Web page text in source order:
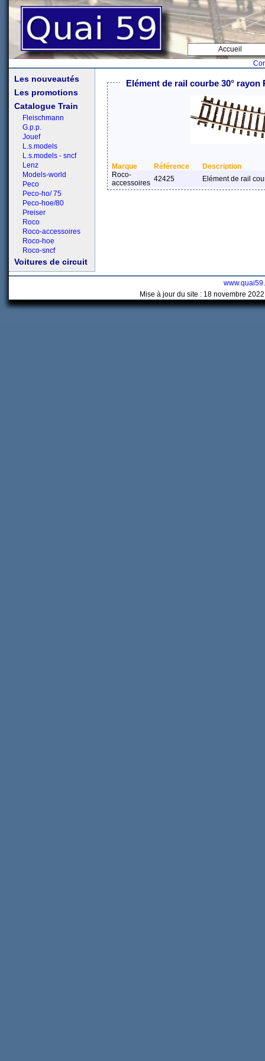
Accueil
Les nouveautés
Les promotions
Catalogue Train
Fleischmann
G.p.p.
Jouef
L.s.models
L.s.models - sncf
Lenz
Models-world
Peco
Peco-ho/ 75
Peco-hoe/80
Preiser
Roco
Roco-accessoires
Roco-hoe
Roco-sncf
Voitures de circuit
Elément de rail courbe 30° rayon
Marque Référence
Description
Roco-
accessoires 42425 Elément de rail
Mise à jour du site : 18 novembre